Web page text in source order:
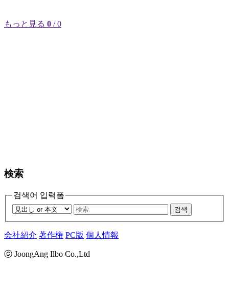
もっと見る 0 / 0
検索
검색어 입력폼
검색
会社紹介 著作権 PC版 個人情報
ⓒ JoongAng Ilbo Co.,Ltd